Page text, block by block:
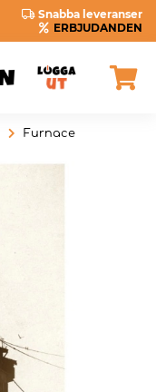
Snabba leveranser
ERBJUDANDEN
Furnace